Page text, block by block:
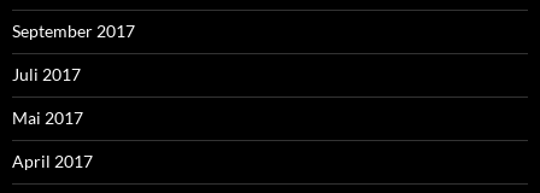
September 2017
Juli 2017
Mai 2017
April 2017